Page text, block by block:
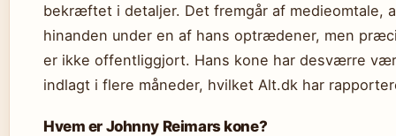
bekræftet i detaljer. Det fremgår af medieomtale,
hinanden under en af hans optrædener, men
er ikke offentliggjort. Hans kone har desværre
indlagt i flere måneder, hvilket Alt.dk har
Hvem er Johnny Reimars kone?